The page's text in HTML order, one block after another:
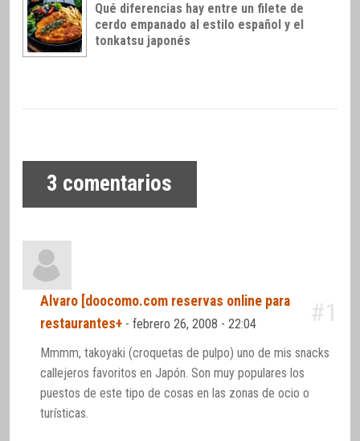
Qué diferencias hay entre un filete de
cerdo empanado al estilo español y el
tonkatsu japonés
3 comentarios
Alvaro [doocomo.com reservas online para
restaurantes+ -febrero 26, 2008 - 22:04 #1
Mmmm, takoyaki (croquetas de pulpo) uno de mis snacks
callejeros favoritos en Japón. Son muy populares los
puestos de este tipo de cosas en las zonas de ocio o
turísticas.